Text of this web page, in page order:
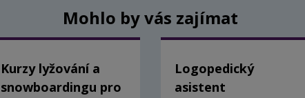
Mohlo by vás zajímat
Kurzy lyžování a
snowboardingu pro
Logopedický
asistent